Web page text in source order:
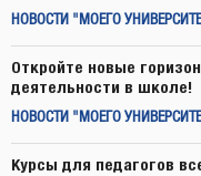
НОВОСТИ "МОЕГО
Откройте новые
деятельности в школе!
НОВОСТИ "МОЕГО
Курсы для педагогов